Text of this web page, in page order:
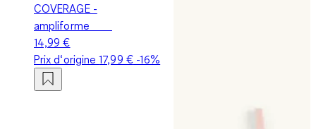
COVERAGE -
ampliforme
14,99 €
Prix d‘origine17,99 €-16%